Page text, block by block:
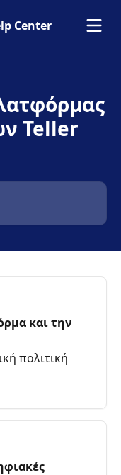
Center
Teller
και την
πολιτική